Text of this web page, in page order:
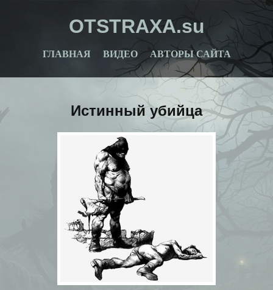
OTSTRAXA.su
ГЛАВНАЯ ВИДЕО АВТОРЫ САЙТА
Истинный убийца